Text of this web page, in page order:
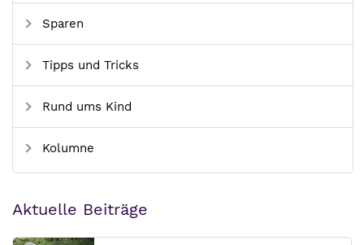
Sparen
Tipps und Tricks
Rund ums Kind
Kolumne
Aktuelle Beiträge